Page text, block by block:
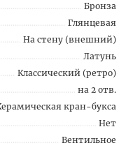
Бронза
Глянцевая
На стену (внешний)
Латунь
Классический (ретро)
на 2 отв.
кран-букса
Нет
Вентильное